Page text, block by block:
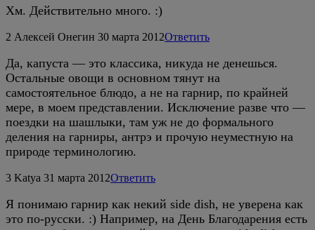
Хм. Действительно много. :)
2 Алексей Онегин 30 марта 2012Ответить
Да, капуста — это классика, никуда не денешься.
Остальные овощи в основном тянут на
самостоятельное блюдо, а не на гарнир, по крайней
мере, в моем представлении. Исключение разве что —
поездки на шашлыки, там уж не до формального
деления на гарниры, антрэ и прочую неуместную на
природе терминологию.
3 Katya 31 марта 2012Ответить
Я понимаю гарнир как некий side dish, не уверена как
это по-русски. :) Например, на День Благодарения есть